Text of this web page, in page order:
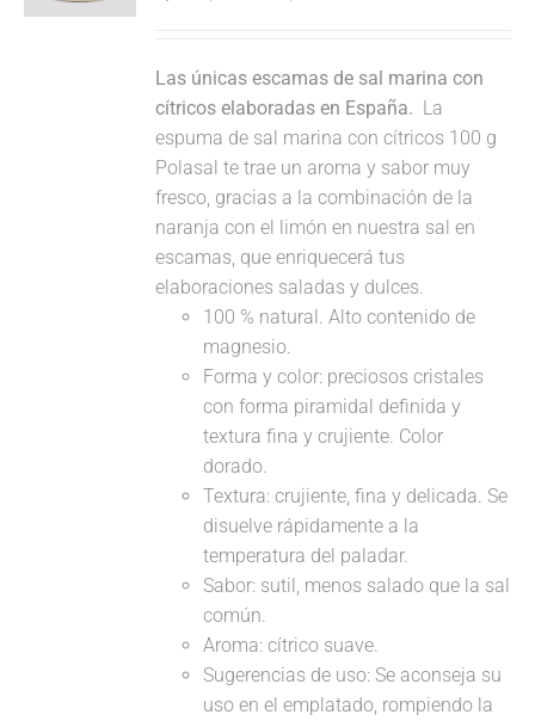
Las únicas escamas de sal marina con
cítricos elaboradas en España. La
espuma de sal marina con cítricos 100 g
Polasal te trae un aroma y sabor muy
fresco, gracias a la combinación de la
naranja con el limón en nuestra sal en
escamas, que enriquecerá tus
elaboraciones saladas y dulces.
100 % natural. Alto contenido de
magnesio.
Forma y color: preciosos cristales
con forma piramidal definida y
textura fina y crujiente. Color
dorado.
Textura: crujiente, fina y delicada. Se
disuelve rápidamente a la
temperatura del paladar.
Sabor: sutil, menos salado que la sal
común.
Aroma: cítrico suave.
Sugerencias de uso: Se aconseja su
uso en el emplatado, rompiendo la